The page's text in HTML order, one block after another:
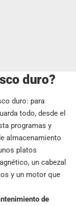
duro?
duro: para
todo, desde el
programas y
almacenamiento
platos
un cabezal
y un motor que
de